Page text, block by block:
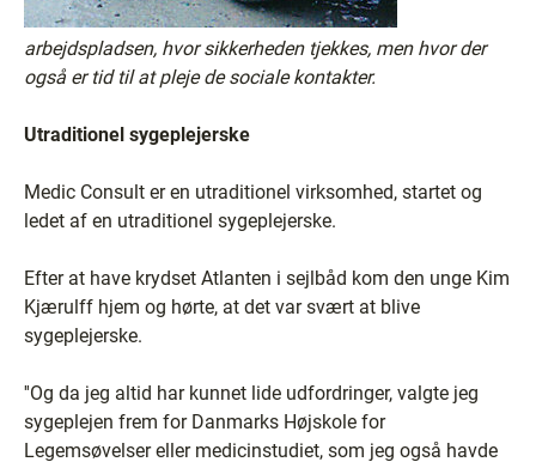
arbejdspladsen, hvor sikkerheden tjekkes, men hvor der
også er tid til at pleje de sociale kontakter.
Utraditionel sygeplejerske
Medic Consult er en utraditionel virksomhed, startet og
ledet af en utraditionel sygeplejerske.
Efter at have krydset Atlanten i sejlbåd kom den unge Kim
Kjærulff hjem og hørte, at det var svært at blive
sygeplejerske.
''Og da jeg altid har kunnet lide udfordringer, valgte jeg
sygeplejen frem for Danmarks Højskole for
Legemsøvelser eller medicinstudiet, som jeg også havde